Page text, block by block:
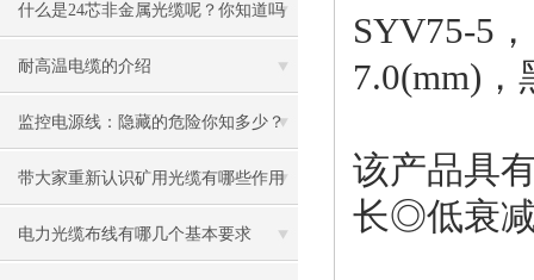
什么是24芯非金属光缆呢？你知道吗
耐高温电缆的介绍
监控电源线：隐藏的危险你知多少？
带大家重新认识矿用光缆有哪些作用
电力光缆布线有哪几个基本要求
SYV75-5
7.0(mm)，
该产品具
长◎低衰